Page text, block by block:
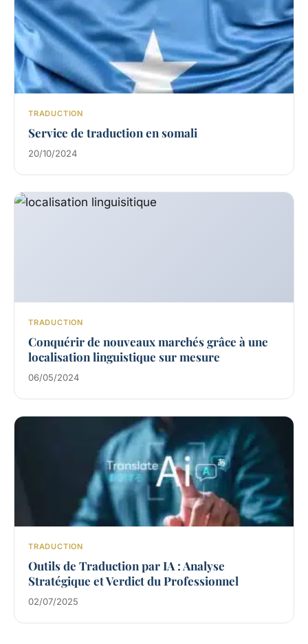
TRADUCTION
Service de traduction en somali
20/10/2024
TRADUCTION
Conquérir de nouveaux marchés grâce à une
localisation linguistique sur mesure
06/05/2024
TRADUCTION
Outils de Traduction par IA : Analyse
Stratégique et Verdict du Professionnel
02/07/2025